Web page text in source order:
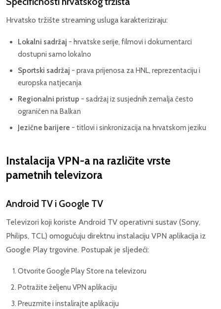
Hrvatsko tržište streaming usluga karakteriziraju:
Lokalni sadržaj - hrvatske serije, filmovi i dokumentarci
dostupni samo lokalno
Sportski sadržaj - prava prijenosa za HNL, reprezentaciju i
europska natjecanja
Regionalni pristup - sadržaj iz susjednih zemalja često
ograničen na Balkan
Jezične barijere - titlovi i sinkronizacija na hrvatskom jeziku
Instalacija VPN-a na različite vrste
pametnih televizora
Android TV i Google TV
Televizori koji koriste Android TV operativni sustav (Sony,
Philips, TCL) omogućuju direktnu instalaciju VPN aplikacija iz
Google Play trgovine. Postupak je sljedeći:
Otvorite Google Play Store na televizoru
Potražite željenu VPN aplikaciju
Preuzmite i instalirajte aplikaciju